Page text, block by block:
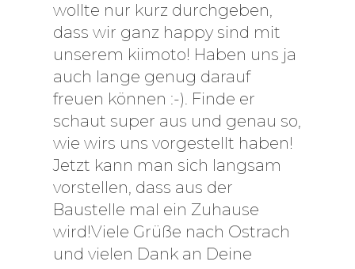
wollte nur kurz durchgeben,
dass wir ganz happy sind mit
unserem kiimoto! Haben uns ja
auch lange genug darauf
freuen können :-). Finde er
schaut super aus und genau so,
wie wirs uns vorgestellt haben!
Jetzt kann man sich langsam
vorstellen, dass aus der
Baustelle mal ein Zuhause
wird!Viele Grüße nach Ostrach
und vielen Dank an Deine